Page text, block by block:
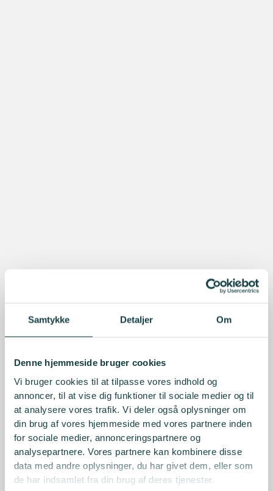
Samtykke Detaljer Om
Denne hjemmeside bruger cookies
Vi bruger cookies til at tilpasse vores indhold og
annoncer, til at vise dig funktioner til sociale medier og til
at analysere vores trafik. Vi deler også oplysninger om
din brug af vores hjemmeside med vores partnere inden
for sociale medier, annonceringspartnere og
analysepartnere. Vores partnere kan kombinere disse
data med andre oplysninger, du har givet dem, eller som
de har indsamlet fra din brug af deres tjenester.